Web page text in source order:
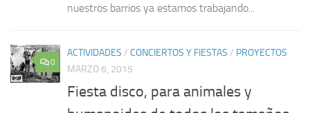
nuestros barrios ya estamos trabajando...
0
ACTIVIDADES / CONCIERTOS Y FIESTAS / PROYECTOS
MARZO 6, 2015
Fiesta disco, para animales y